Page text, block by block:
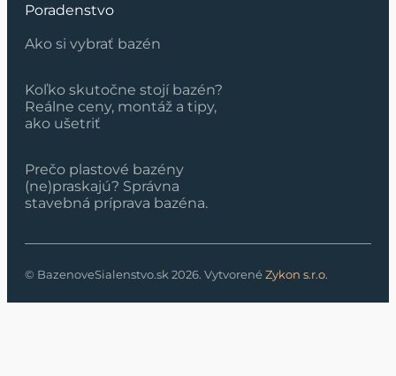
Poradenstvo
Ako si vybrať bazén
Koľko skutočne stojí bazén?
Reálne ceny, montáž a tipy,
ako ušetriť
Prečo plastové bazény
(ne)praskajú? Správna
stavebná príprava bazéna.
© BazenoveSialenstvo.sk 2026. VytvorenéZykon s.r.o.